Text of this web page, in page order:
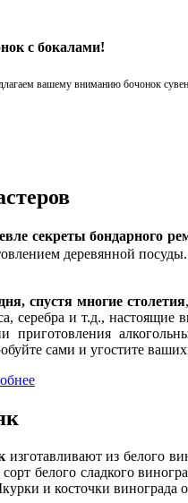
с бокалами!
вашему вниманию бочонок
секреты бондарного
деревянной посуды.
спустя многие столетия
серебра и т.д., настоящие
приготовления
сами и угостите
изготавливают из белого
сорт белого сладкого
и косточки винограда